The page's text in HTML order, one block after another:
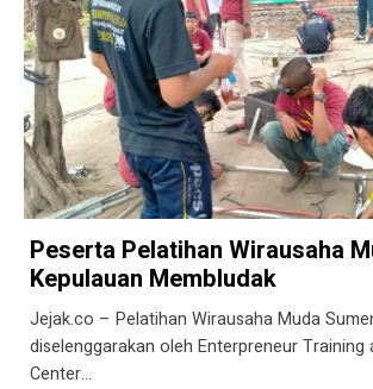
Peserta Pelatihan Wirausaha
Kepulauan Membludak
Jejak.co – Pelatihan Wirausaha Muda
diselenggarakan oleh Enterpreneur Training
Center…